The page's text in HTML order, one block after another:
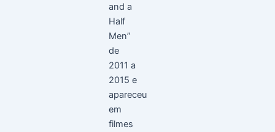
and a
Half
Men”
de
2011 a
2015 e
apareceu
em
filmes